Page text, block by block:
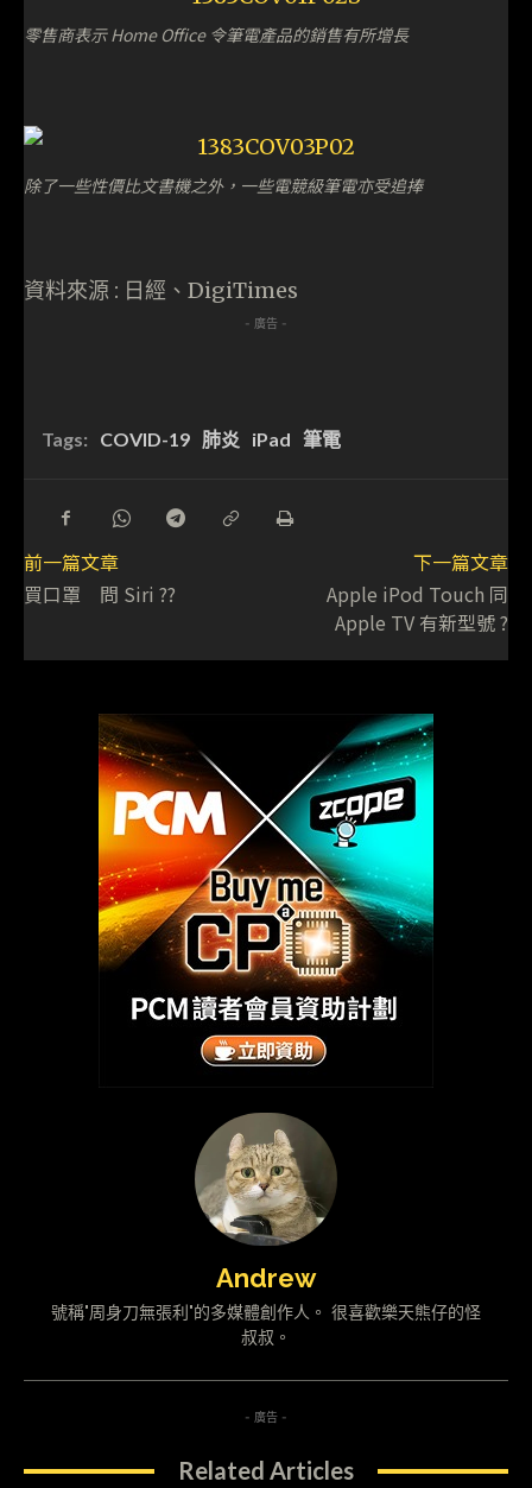
零售商表示 Home Office 令筆電產品的銷售有所增長
除了一些性價比文書機之外，一些電競級筆電亦受追捧
資料來源 : 日經、DigiTimes
- 廣告 -
Tags: COVID-19 肺炎 iPad 筆電
前一篇文章
買口罩 問 Siri ??
下一篇文章
Apple iPod Touch 同
Apple TV 有新型號 ?
Andrew
號稱"周身刀無張利"的多媒體創作人。 很喜歡樂天熊仔的怪
叔叔。
- 廣告 -
Related Articles